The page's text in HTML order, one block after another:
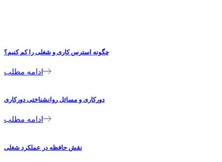
چگونه استرس کاری و شغلی را کم کنیم؟
ادامه مطلب
دورکاری و مسائل روانشناختی دورکاری
ادامه مطلب
نقش حافظه در عملکرد شغلی